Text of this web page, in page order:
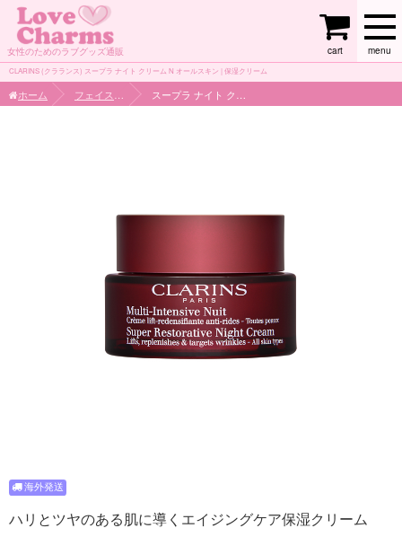
女性のためのラブグッズ通販 menu
cart
CLARINS (クラランス) スープラ ナイト クリーム N オールスキン | 保湿クリーム
ホーム
ハリとツヤのある肌に導くエイジングケア保湿クリーム